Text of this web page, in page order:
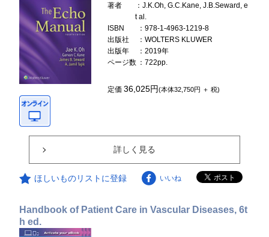
著者
：J.K.Oh, G.C.Kane, J.B.Seward, e
t al.
ISBN
：978-1-4963-1219-8
出版社
：WOLTERS KLUWER
出版年
：2019年
ページ数 ：722pp.
定価36,025円(本体32,750円 ＋ 税)
詳しく見る
ほしいものリストに登録 いいね
Handbook of Patient Care in Vascular Diseases, 6t
h ed.